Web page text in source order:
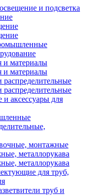
и подсветка
и материалы
и материалы
аксессуары для
монтажные
металлорукава
металлорукава
для труб,
труб и